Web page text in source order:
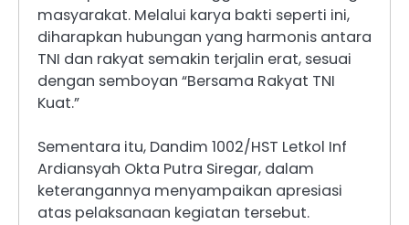
masyarakat. Melalui karya bakti seperti ini,
diharapkan hubungan yang harmonis antara
TNI dan rakyat semakin terjalin erat, sesuai
dengan semboyan “Bersama Rakyat TNI
Kuat.”
Sementara itu, Dandim 1002/HST Letkol Inf
Ardiansyah Okta Putra Siregar, dalam
keterangannya menyampaikan apresiasi
atas pelaksanaan kegiatan tersebut.